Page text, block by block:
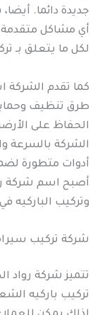
جديدة دائما.
أي مشاكل
لكل ما يتعلق بـ
كما تقدم الشركة
طرق تنظيف
الحفاظ على
الشركة بالسرعة
أدوات متطورة
أصبح اسم شركة
وتركيب الباركيه
شركة تركيب
تتميز شركة رواد
تركيب باركيه